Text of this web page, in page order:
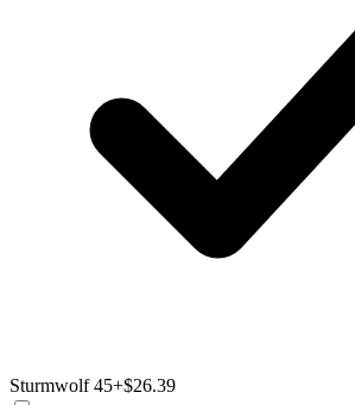
Sturmwolf 45+$26.39